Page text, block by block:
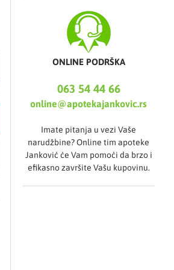
ONLINE PODRŠKA
063 54 44 66
online@apotekajankovic.rs
Imate pitanja u vezi Vaše
narudžbine? Online tim apoteke
Janković će Vam pomoći da brzo i
efikasno završite Vašu kupovinu.